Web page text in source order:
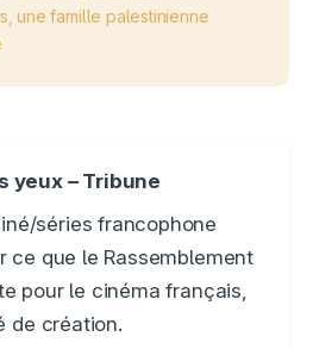
une famille palestinienne
yeux – Tribune
séries francophone
ce que le Rassemblement
pour le cinéma français,
de création.